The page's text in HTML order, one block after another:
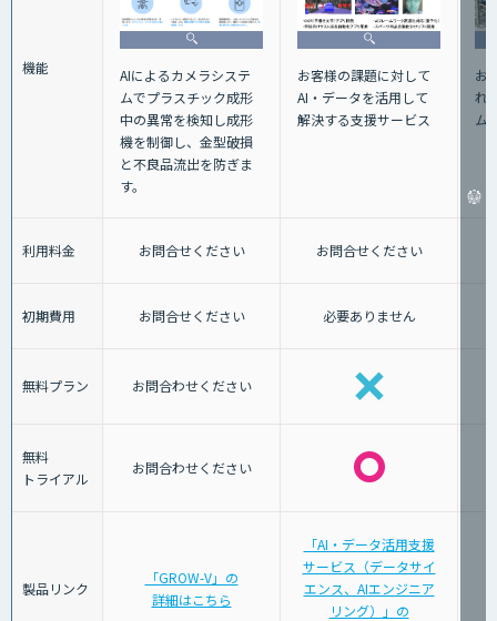
機能
AIによるカメラシステ
ムでプラスチック成形
中の異常を検知し成形
機を制御し、金型破損
と不良品流出を防ぎま
す。
お客様の課題に対して
AI・データを活用して
解決する支援サービス
お
れ
ム
利用料金 お問合せください お問合せください
初期費用 お問合せください 必要ありません
無料プラン お問合わせください
無料
トライアル
お問合わせください
製品リンク
「GROW-V」の
詳細はこちら
「AI・データ活用支援
サービス（データサイ
エンス、AIエンジニア
リング）」の